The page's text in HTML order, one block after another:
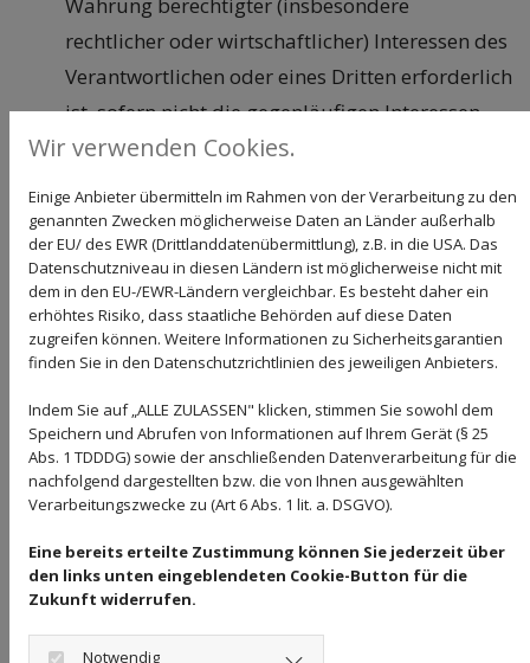
rechtlicher oder wirtschaftlicher) Interessen des
Verantwortlichen oder eines Dritten erforderlich
ist, sofern nicht die gegenläufigen Interessen
oder Rechte des Betroffenen überwiegen
einen Minderjährigen handelt).
Für die von uns vorgenommenen
Verarbeitungsvorgänge geben wir im Folgenden
jeweils die anwendbare Rechtsgrundlage an. Eine
Verarbeitung kann auch auf mehreren
Rechtsgrundlagen beruhen.
Allgemeine Hinweise zu den Rechtsgrundlagen
der Datenverarbeitung auf dieser Website
haben, verarbeiten wir Ihre personenbezogenen
Daten auf Grundlage von Art. 6 Abs. 1 lit. a DS-GVO
bzw. Art. 9 Abs. 2 lit. a DS-GVO, sofern besondere
Wir verwenden Cookies.
Einige Anbieter übermitteln im Rahmen von der Verarbeitung zu den
genannten Zwecken möglicherweise Daten an Länder außerhalb
der EU/ des EWR (Drittlanddatenübermittlung), z.B. in die USA. Das
Datenschutzniveau in diesen Ländern ist möglicherweise nicht mit
dem in den EU-/EWR-Ländern vergleichbar. Es besteht daher ein
erhöhtes Risiko, dass staatliche Behörden auf diese Daten
zugreifen können. Weitere Informationen zu Sicherheitsgarantien
finden Sie in den Datenschutzrichtlinien des jeweiligen Anbieters.
Indem Sie auf „ALLE ZULASSEN" klicken, stimmen Sie sowohl dem
Speichern und Abrufen von Informationen auf Ihrem Gerät (§ 25
Abs. 1 TDDDG) sowie der anschließenden Datenverarbeitung für die
nachfolgend dargestellten bzw. die von Ihnen ausgewählten
Verarbeitungszwecke zu (Art 6 Abs. 1 lit. a. DSGVO).
Eine bereits erteilte Zustimmung können Sie jederzeit über
den links unten eingeblendeten Cookie-Button für die
Zukunft widerrufen.
Notwendig